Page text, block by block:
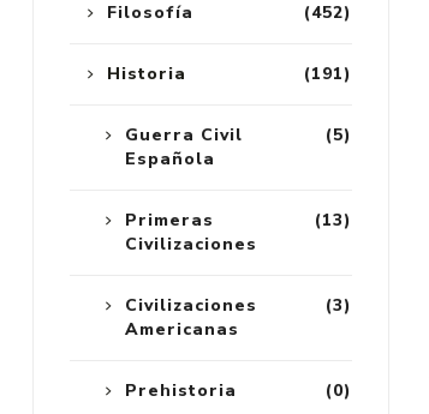
(452)
Filosofía
(191)
Historia
(5)
Guerra Civil
Española
(13)
Primeras
Civilizaciones
(3)
Civilizaciones
Americanas
(0)
Prehistoria